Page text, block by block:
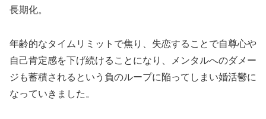
長期化。
年齢的なタイムリミットで焦り、失恋することで自尊心や
自己肯定感を下げ続けることになり、メンタルへのダメー
ジも蓄積されるという負のループに陥ってしまい婚活鬱に
なっていきました。